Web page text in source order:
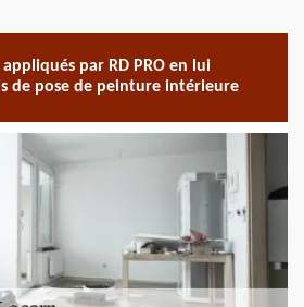
par RD PRO en lui
de pose de peinture intérieure